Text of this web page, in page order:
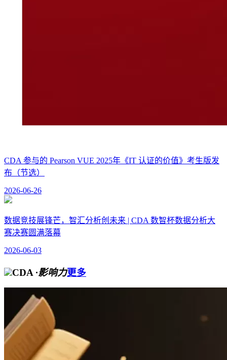
CDA 参与的 Pearson VUE 2025年《IT 认证的价值》考生版发
布（节选）
2026-06-26
数据竞技展锋芒，智汇分析创未来 | CDA 数智杯数据分析大
赛决赛圆满落幕
2026-06-03
CDA ·影响力更多